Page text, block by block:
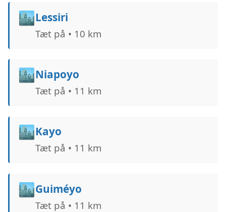
🏙️Lessiri
Tæt på • 10 km
🏙️Niapoyo
Tæt på • 11 km
🏙️Kayo
Tæt på • 11 km
🏙️Guiméyo
Tæt på • 11 km